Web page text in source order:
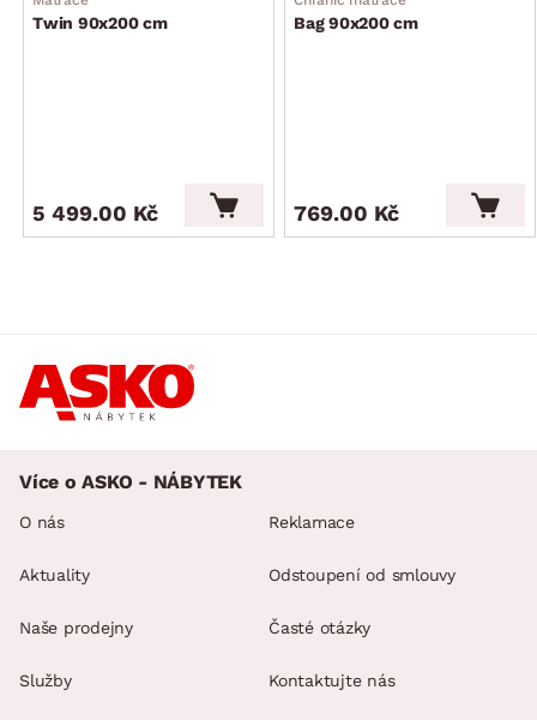
bez matrace (kombinovat se 2 ks matrace velikosti
přístup z boční strany postele)
přední nohy: typ Star – tvar hvězdy, kov, černý matný lak,
kvalitní zpracování
český výrobek
Twin 90x200 cm
5 499.00 Kč
Bag 90x200 cm
769.00 Kč
Více o ASKO - NÁBYTEK
O nás
Aktuality
Naše prodejny
Služby
Reklamace
Odstoupení od smlouvy
Časté otázky
Kontaktujte nás